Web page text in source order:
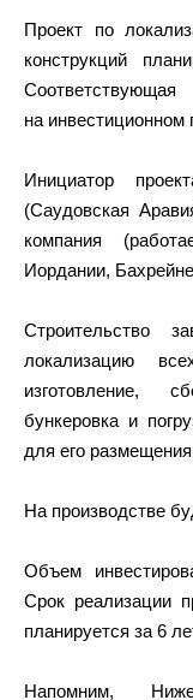
Проект по
конструкций
на инвестиционном
Инициатор
(Саудовская
компания
Иордании,
Строительство
локализацию
изготовление,
бункеровка и
для его
На производстве
Объем
Срок реализации
планируется за 6
Напомним,